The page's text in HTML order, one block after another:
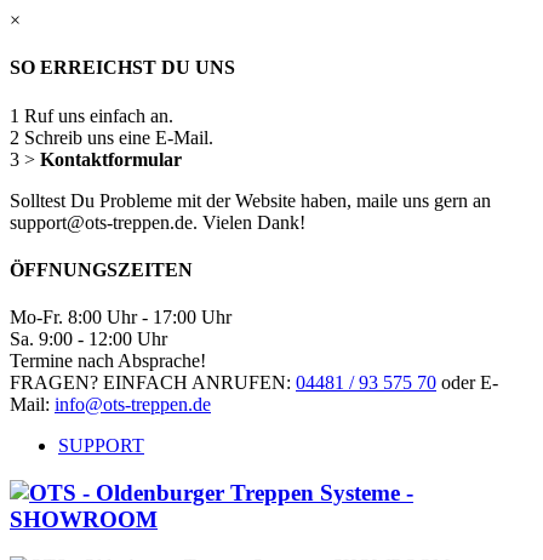
×
SO ERREICHST DU UNS
1 Ruf uns einfach an.
2 Schreib uns eine E-Mail.
3 > Kontaktformular
Solltest Du Probleme mit der Website haben, maile uns gern an
support@ots-treppen.de. Vielen Dank!
ÖFFNUNGSZEITEN
Mo-Fr. 8:00 Uhr - 17:00 Uhr
Sa. 9:00 - 12:00 Uhr
Termine nach Absprache!
FRAGEN? EINFACH ANRUFEN: 04481 / 93 575 70 oder E-
Mail: info@ots-treppen.de
SUPPORT